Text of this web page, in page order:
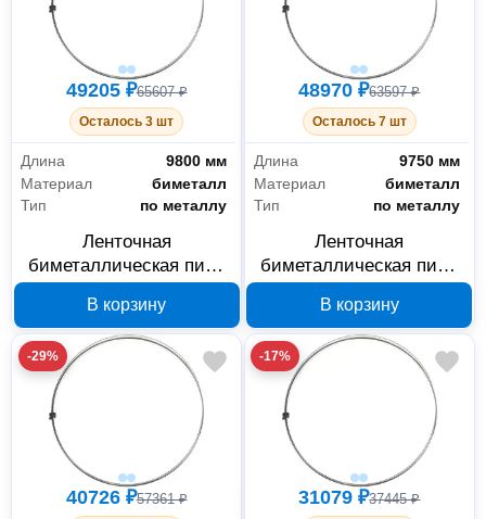
49205 ₽65607 ₽
Осталось 3 шт
Длина
9800 мм
Материал
биметалл
Тип
по металлу
Ленточная
биметаллическая пила
металлу 9800х54х1.6
мм, 4/6 TPI, 3 шт.
В корзину
48970 ₽63597 ₽
Осталось 7 шт
Длина
9750 мм
Материал
биметалл
Тип
по металлу
Ленточная
биметаллическая пила
металлу 9750х54х1.6
мм, 4/6 TPI, 3 шт.
В корзину
-29%
40726 ₽57361 ₽
-17%
31079 ₽37445 ₽